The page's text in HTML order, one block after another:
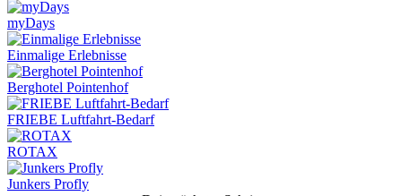
myDays
Einmalige Erlebnisse
Berghotel Pointenhof
FRIEBE Luftfahrt-Bedarf
ROTAX
Junkers Profly